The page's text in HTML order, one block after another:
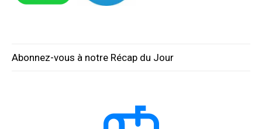
Abonnez-vous à notre Récap du Jour